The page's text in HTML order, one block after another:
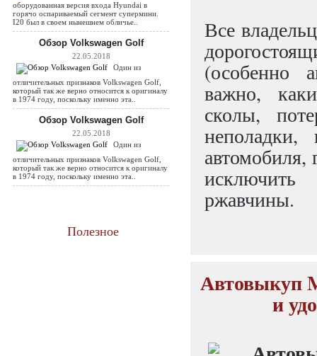
оборудованная версия входа Hyundai в
горячо оспариваемый сегмент супермини.
I20 был в своем нынешнем обличье..
Обзор Volkswagen Golf
22.05.2018
Один из
отличительных признаков Volkswagen Golf,
который так же верно относится к оригиналу
в 1974 году, поскольку именно эта..
Обзор Volkswagen Golf
22.05.2018
Один из
отличительных признаков Volkswagen Golf,
который так же верно относится к оригиналу
в 1974 году, поскольку именно эта..
Полезное
Все
(особенно
важно,
сколы,
автомобиля,
ржавчины.
Автовыкуп
и